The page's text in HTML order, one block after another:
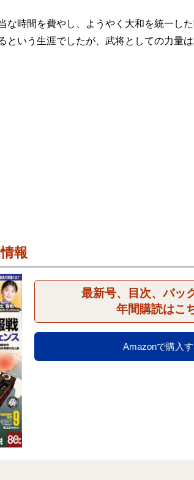
な時間を費やし、ようやく大和を統一し
という生涯でしたが、武将としての力量
報
最新号、目次、バッ
年間購読はこ
Amazonで購入